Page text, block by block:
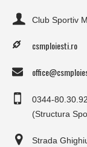
Club Sportiv
csmploiesti.ro
0344-
(Structura
Strada